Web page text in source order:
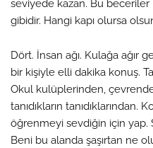
seviyede kazan. Bu beceriler
gibidir. Hangi kapı olursa
Dört. İnsan ağı. Kulağa ağır
bir kişiyle elli dakika konuş.
Okul kulüplerinden,
tanıdıkların
öğrenmeyi sevdiğin için yap.
Beni bu alanda şaşırtan ne